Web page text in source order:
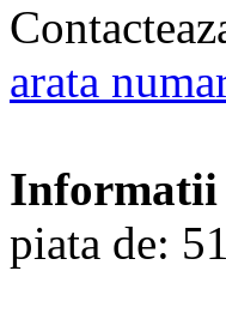
arata
Informatii
piata de: